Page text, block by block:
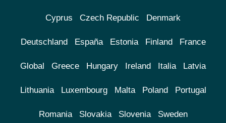
Cyprus Czech Republic Denmark
Deutschland España Estonia Finland France
Global Greece Hungary Ireland Italia Latvia
Lithuania Luxembourg Malta Poland Portugal
Romania Slovakia Slovenia Sweden